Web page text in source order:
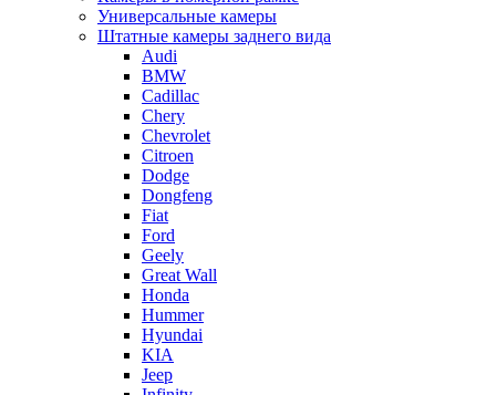
Универсальные камеры
Штатные камеры заднего вида
Audi
BMW
Cadillac
Chery
Chevrolet
Citroen
Dodge
Dongfeng
Fiat
Ford
Geely
Great Wall
Honda
Hummer
Hyundai
KIA
Jeep